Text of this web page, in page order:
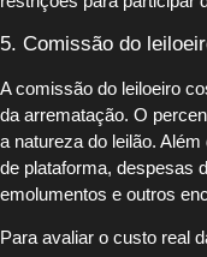
5. Comissão do
A comissão do leiloeiro
da arrematação. O
a natureza do leilão.
de plataforma, despesas
emolumentos e outros
Para avaliar o custo real